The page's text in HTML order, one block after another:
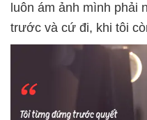
luôn ám ảnh mình phải
trước và cứ đi, khi tôi